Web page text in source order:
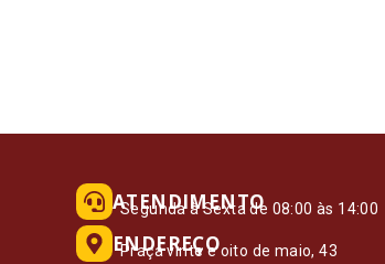
ATENDIMENTO
Segunda à Sexta de 08:00 às 14:00
ENDEREÇO
Praça vinte e oito de maio, 43